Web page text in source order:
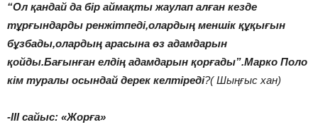
“Ол қандай да бір аймақты жаулап алған кезде
тұрғындарды ренжітпеді,олардың меншік құқығын
бұзбады,олардың арасына өз адамдарын
қойды.Бағынған елдің адамдарын қорғады”.Марко Поло
кім туралы осындай дерек келтіреді?( Шыңғыс хан)
-ІІІ сайыс: «Жорға»